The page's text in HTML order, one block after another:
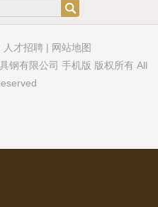
模具钢S136H
人才招聘 | 网站地图
钢有限公司 手机版 版权所有 All